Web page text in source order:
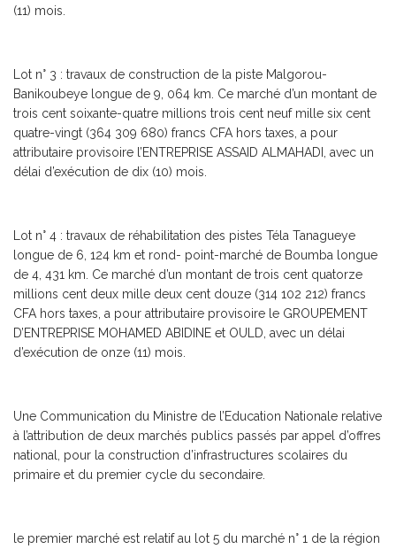
(11) mois.
Lot n° 3 : travaux de construction de la piste Malgorou-
Banikoubeye longue de 9, 064 km. Ce marché d’un montant de
trois cent soixante-quatre millions trois cent neuf mille six cent
quatre-vingt (364 309 680) francs CFA hors taxes, a pour
attributaire provisoire l’ENTREPRISE ASSAID ALMAHADI, avec un
délai d’exécution de dix (10) mois.
Lot n° 4 : travaux de réhabilitation des pistes Téla Tanagueye
longue de 6, 124 km et rond- point-marché de Boumba longue
de 4, 431 km. Ce marché d’un montant de trois cent quatorze
millions cent deux mille deux cent douze (314 102 212) francs
CFA hors taxes, a pour attributaire provisoire le GROUPEMENT
D’ENTREPRISE MOHAMED ABIDINE et OULD, avec un délai
d’exécution de onze (11) mois.
Une Communication du Ministre de l’Education Nationale relative
à l’attribution de deux marchés publics passés par appel d’offres
national, pour la construction d’infrastructures scolaires du
primaire et du premier cycle du secondaire.
le premier marché est relatif au lot 5 du marché n° 1 de la région